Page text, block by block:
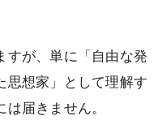
すが、単に「自由な発
思想家」として理解す
届きません。